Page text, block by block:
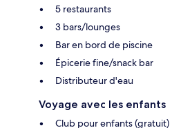
5 restaurants
3 bars/lounges
Bar en bord de piscine
Épicerie fine/snack bar
Distributeur d'eau
Voyage avec les enfants
Club pour enfants (gratuit)